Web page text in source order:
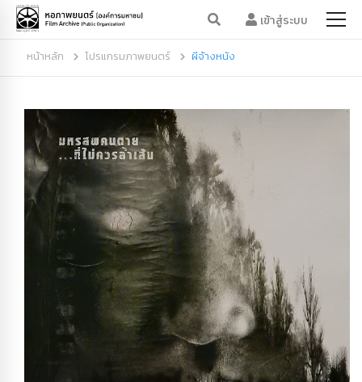
เข้าสู่ระบบ
หน้าหลัก โปรแกรมภาพยนตร์ ผีจ้างหนัง